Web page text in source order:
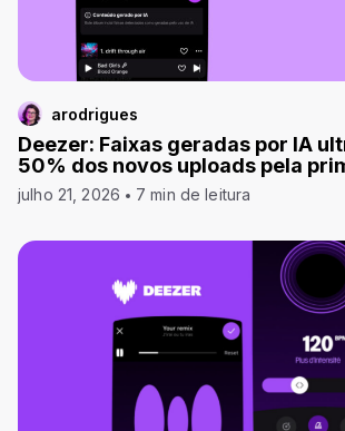
arodrigues
Deezer: Faixas geradas por IA
50% dos novos uploads pela
julho 21, 2026 7 min de leitura